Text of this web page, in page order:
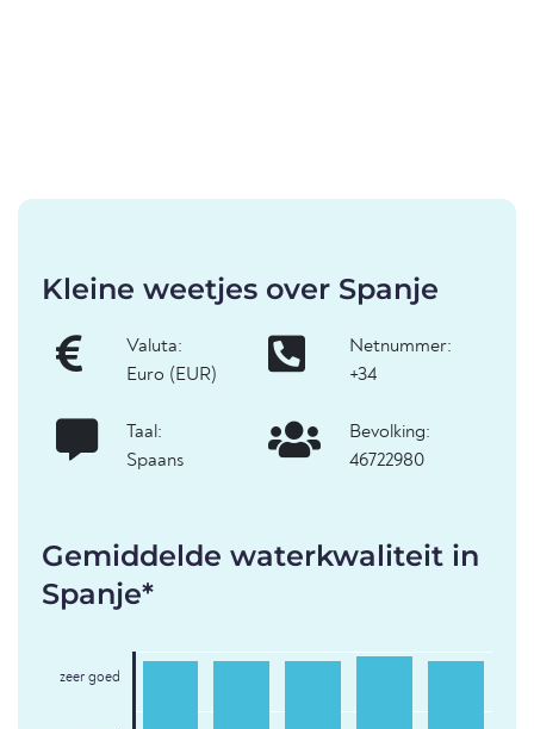
Kleine weetjes over Spanje
Valuta:
Euro (EUR)
Netnummer:
+34
Taal:
Spaans
Bevolking:
46722980
Gemiddelde waterkwaliteit in
Spanje*
zeer goed